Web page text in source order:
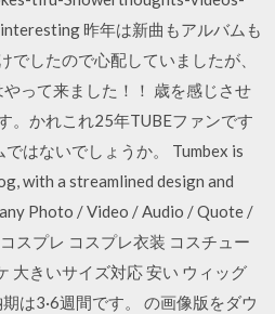
昨年は新曲もアルバムも
でしたので心配していましたが、
って来ました！！ 歳を感じさせ
。かれこれ25年TUBEファンです
はないでしょうか。 Tumbex is
with a streamlined design and
Photo / Video / Audio / Quote /
スプレ コスプレ衣装 コスチュー
大きいサイズ対応 安い ウィッグ
は3·6週間です。 の画像版をダウ